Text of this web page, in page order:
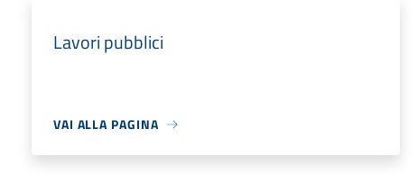
Lavori pubblici
VAI ALLA PAGINA